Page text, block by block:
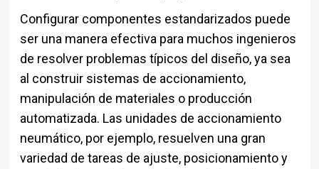
Configurar componentes estandarizados puede
ser una manera efectiva para muchos ingenieros
de resolver problemas típicos del diseño, ya sea
al construir sistemas de accionamiento,
manipulación de materiales o producción
automatizada. Las unidades de accionamiento
neumático, por ejemplo, resuelven una gran
variedad de tareas de ajuste, posicionamiento y